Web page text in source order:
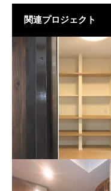
関連プロジェクト